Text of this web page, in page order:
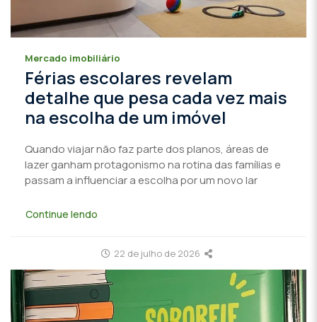
Mercado imobiliário
Férias escolares revelam
detalhe que pesa cada vez mais
na escolha de um imóvel
Quando viajar não faz parte dos planos, áreas de
lazer ganham protagonismo na rotina das famílias e
passam a influenciar a escolha por um novo lar
Continue lendo
22 de julho de 2026